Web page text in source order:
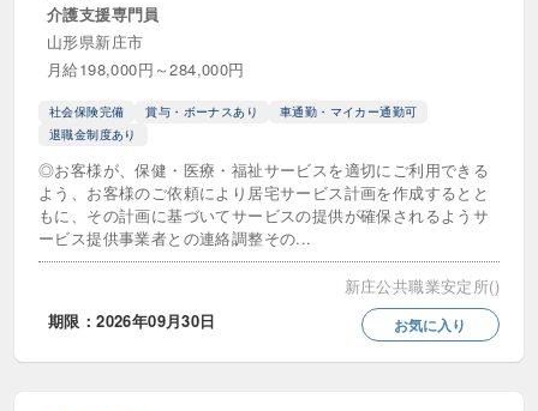
介護支援専門員
山形県新庄市
月給198,000円～284,000円
社会保険完備 賞与・ボーナスあり
車通勤・マイカー通勤可
退職金制度あり
◎お客様が、保健・医療・福祉サービスを適切にご利用できる
よう、お客様のご依頼により居宅サービス計画を作成するとと
もに、その計画に基づいてサービスの提供が確保されるようサ
ービス提供事業者との連絡調整その...
新庄公共職業安定所()
期限：2026年09月30日
お気に入り